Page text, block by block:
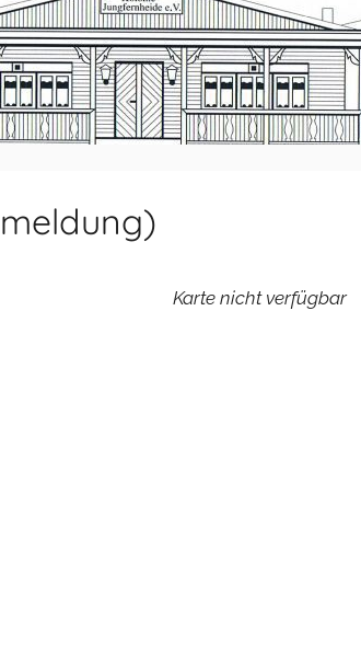
Karte nicht verfügbar